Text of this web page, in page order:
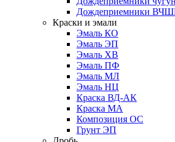
Дождеприемники
Краски и эмали
Эмаль КО
Эмаль ЭП
Эмаль ХВ
Эмаль ПФ
Эмаль МЛ
Эмаль НЦ
Краска ВД-АК
Краска МА
Композиция ОС
Грунт ЭП